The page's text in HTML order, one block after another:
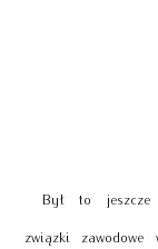
Był to
związki